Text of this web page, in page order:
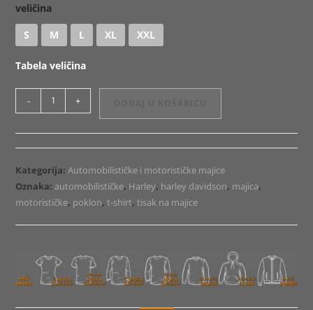
veličina
S
M L XL XXL
Tabela veličina
ili
Hoodie
Harley
Engine
Patent
količina
- +
Kategorija:Automobilističke i motorističke majice
Oznaka: automobilističke, Harley, harley davidson, majica,
motorističke, poklon,t-shirt,tisak na majice